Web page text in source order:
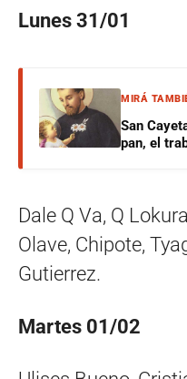
Lunes 31/01
MIRÁ
San
pan, el
Dale Q Va, Q
Olave, Chipote,
Gutierrez.
Martes 01/02